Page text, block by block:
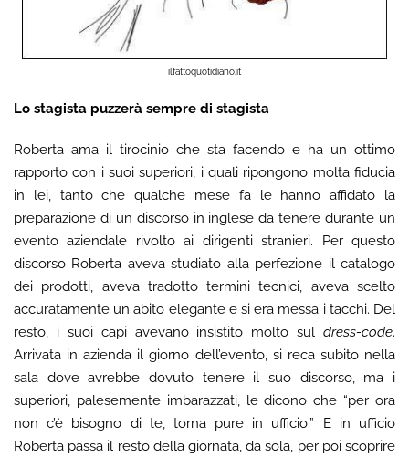
ilfattoquotidiano.it
Lo stagista puzzerà sempre di stagista
Roberta ama il tirocinio che sta facendo e ha un ottimo
rapporto con i suoi superiori, i quali ripongono molta fiducia
in lei, tanto che qualche mese fa le hanno affidato la
preparazione di un discorso in inglese da tenere durante un
evento aziendale rivolto ai dirigenti stranieri. Per questo
discorso Roberta aveva studiato alla perfezione il catalogo
dei prodotti, aveva tradotto termini tecnici, aveva scelto
accuratamente un abito elegante e si era messa i tacchi. Del
resto, i suoi capi avevano insistito molto sul dress-code.
Arrivata in azienda il giorno dell’evento, si reca subito nella
sala dove avrebbe dovuto tenere il suo discorso, ma i
superiori, palesemente imbarazzati, le dicono che “per ora
non c’è bisogno di te, torna pure in ufficio.” E in ufficio
Roberta passa il resto della giornata, da sola, per poi scoprire